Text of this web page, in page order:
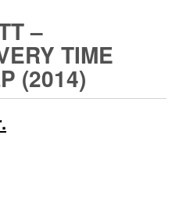
‎–
TIME
(2014)